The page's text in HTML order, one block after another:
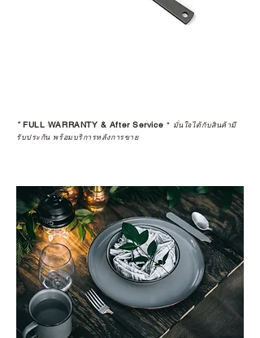
*FULL WARRANTY & After Service * มั่นใจได้กับสินค้ามี
รับประกัน พร้อมบริการหลังการขาย